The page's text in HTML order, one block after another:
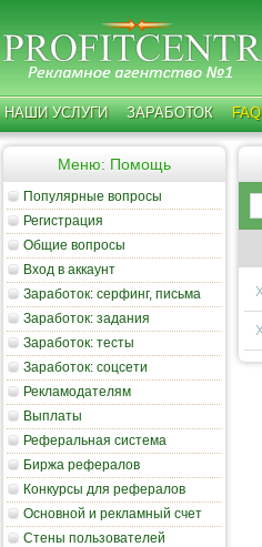
НАШИ УСЛУГИ ЗАРАБОТОК FAQ
Меню: Помощь
Популярные вопросы
Регистрация
Общие вопросы
Вход в аккаунт
Заработок: серфинг, письма
Заработок: задания
Заработок: тесты
Заработок: соцсети
Рекламодателям
Выплаты
Реферальная система
Биржа рефералов
Конкурсы для рефералов
Основной и рекламный счет
Стены пользователей